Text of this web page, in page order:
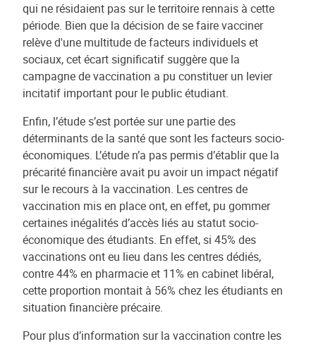
qui ne résidaient pas sur le territoire rennais à cette
période. Bien que la décision de se faire vacciner
relève d'une multitude de facteurs individuels et
sociaux, cet écart significatif suggère que la
campagne de vaccination a pu constituer un levier
incitatif important pour le public étudiant.
Enfin, l’étude s’est portée sur une partie des
déterminants de la santé que sont les facteurs socio-
économiques. L’étude n’a pas permis d’établir que la
précarité financière avait pu avoir un impact négatif
sur le recours à la vaccination. Les centres de
vaccination mis en place ont, en effet, pu gommer
certaines inégalités d’accès liés au statut socio-
économique des étudiants. En effet, si 45% des
vaccinations ont eu lieu dans les centres dédiés,
contre 44% en pharmacie et 11% en cabinet libéral,
cette proportion montait à 56% chez les étudiants en
situation financière précaire.
Pour plus d’information sur la vaccination contre les